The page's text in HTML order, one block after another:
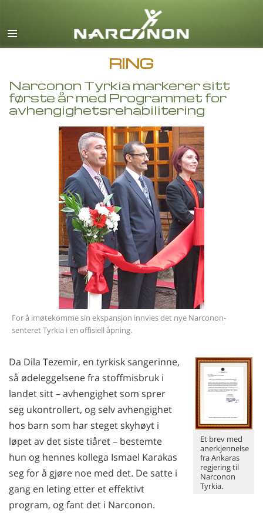
Dansk
Spansk
Magyar
Italiensk
Nederlandsk
Norsk
Português
Svensk
Alle regioner/språk
RING
Narconon Tyrkia markerer sitt
første år med Programmet for
avhengighetsrehabilitering
For å imøtekomme sin ekspansjon innvies det nye Narconon-
senteret Tyrkia i en offisiell åpning.
Et brev med
anerkjennelse
fra Ankaras
regjering til
Narconon
Tyrkia.
Da Dila Tezemir, en tyrkisk sangerinne,
så ødeleggelsene fra stoffmisbruk i
landet sitt– avhengighetsom sprer
seg ukontrollert, og selv avhengighet
hos barn som har steget skyhøyt i
løpet av det sistetiåret – bestemte
hun og hennes kollega Ismael Karakas
seg for å gjøre noe med det. De satte i
gang en leting etter et effektivt
program, og fant det i Narconon.